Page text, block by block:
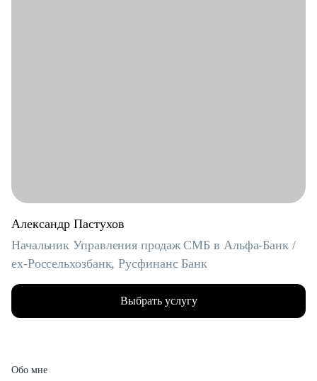
Александр Пастухов
Начальник Управления продаж СМБ в Альфа-Банк /
ex-Россельхозбанк, Русфинанс Банк
Выбрать услугу
Обо мне